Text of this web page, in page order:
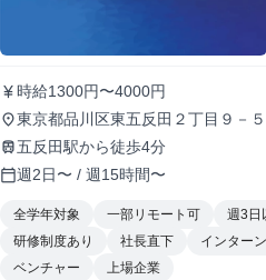
currency_yen時給1300円〜4000円
place東京都品川区東五反田２丁目９－
train 五反田駅から徒歩4分
calendar_today週2日〜 / 週15時間〜
全学年対象 一部リモート可 週3日
研修制度あり
社長直下 インター
ベンチャー
上場企業